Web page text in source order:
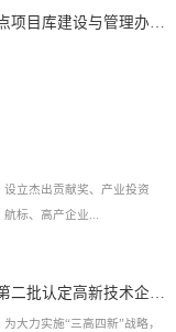
立杰出贡献奖、产业投资
标、高产企业...
大力实施“三高四新”战略，